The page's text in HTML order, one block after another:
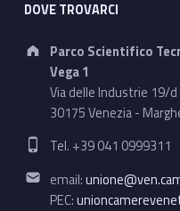
i
d
i
DOVE TROVARCI
Address:
Parco Scientifico
Vega 1
Via delle Industrie 19/d
30175 Venezia -
Phone number:
Tel. +39 041 0999311
Email address:
email:
PEC: